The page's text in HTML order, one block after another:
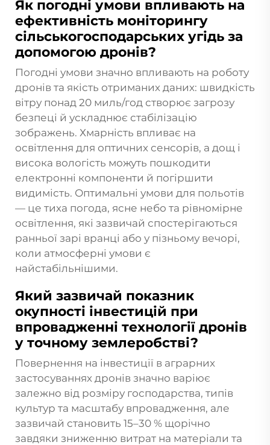
Як погодні умови впливають на
ефективність моніторингу
сільськогосподарських угідь за
допомогою дронів?
Погодні умови значно впливають на роботу
дронів та якість отриманих даних: швидкість
вітру понад 20 миль/год створює загрозу
безпеці й ускладнює стабілізацію
зображень. Хмарність впливає на
освітлення для оптичних сенсорів, а дощ і
висока вологість можуть пошкодити
електронні компоненти й погіршити
видимість. Оптимальні умови для польотів
— це тиха погода, ясне небо та рівномірне
освітлення, які зазвичай спостерігаються
ранньої зарі вранці або у пізньому вечорі,
коли атмосферні умови є
найстабільнішими.
Який зазвичай показник
окупності інвестицій при
впровадженні технології дронів
у точному землеробстві?
Повернення на інвестиції в аграрних
застосуваннях дронів значно варіює
залежно від розміру господарства, типів
культур та масштабу впровадження, але
зазвичай становить 15–30 % щорічно
завдяки зниженню витрат на матеріали та